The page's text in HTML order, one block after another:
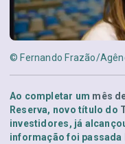
© Fernando Frazão/
Ao completar um mês
Reserva, novo título do
investidores, já
informação foi passada